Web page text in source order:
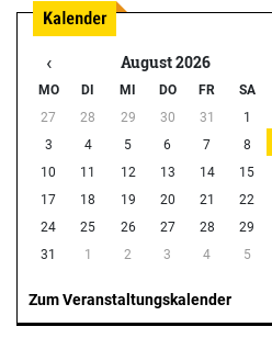
‹ August 2026
MO DI MI DO FR SA
27
28 29 30 31 1
3
4 5 6 7 8
10
11 12 13 14 15
17
18 19 20 21 22
24
25 26 27 28 29
31
1 2 3 4 5
Zum Veranstaltungskalender